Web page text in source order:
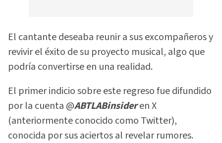
El cantante deseaba reunir a sus excompañeros y
revivir el éxito de su proyecto musical, algo que
podría convertirse en una realidad.
El primer indicio sobre este regreso fue difundido
por la cuenta @ABTLABinsideren X
(anteriormente conocido como Twitter),
conocida por sus aciertos al revelar rumores.